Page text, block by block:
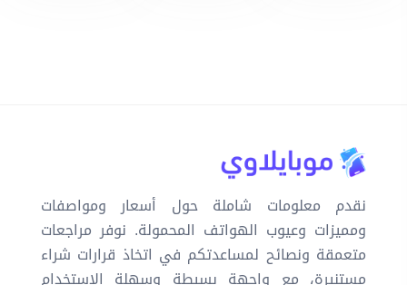
نقدم معلومات شاملة حول أسعار ومواصفات
ومميزات وعيوب الهواتف المحمولة. نوفر مراجعات
متعمقة ونصائح لمساعدتكم في اتخاذ قرارات شراء
مستنيرة، مع واجهة بسيطة وسهلة الاستخدام